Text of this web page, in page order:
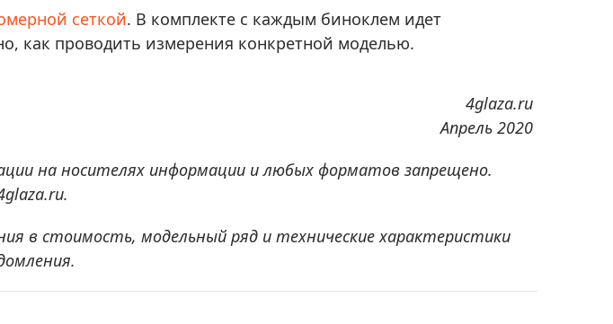
сеткой. В комплекте с каждым биноклем идет
как проводить измерения конкретной моделью.
4glaza.ru
Апрель 2020
на носителях информации и любых форматов запрещено.
в стоимость, модельный ряд и технические характеристики